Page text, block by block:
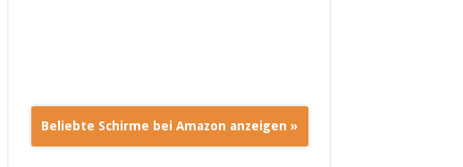
Beliebte Schirme bei Amazon anzeigen »